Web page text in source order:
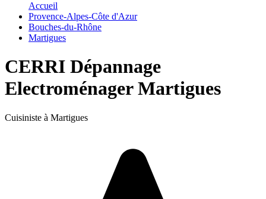
Accueil
Provence-Alpes-Côte d'Azur
Bouches-du-Rhône
Martigues
CERRI Dépannage
Electroménager Martigues
Cuisiniste à Martigues